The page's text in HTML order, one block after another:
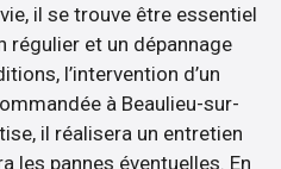
il se trouve être essentiel
régulier et un dépannage
l’intervention d’un
à Beaulieu-sur-
il réalisera un entretien
les pannes éventuelles. En